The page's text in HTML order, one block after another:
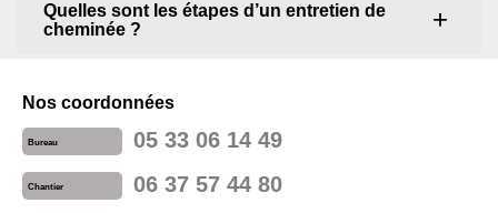
Quelles sont les étapes d’un entretien de
cheminée ?
Nos coordonnées
Bureau 05 33 06 14 49
Chantier 06 37 57 44 80